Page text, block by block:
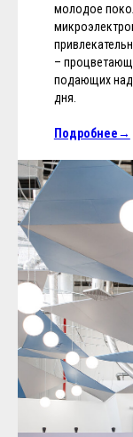
молодое
–
подающих
дня.
Подробнее→